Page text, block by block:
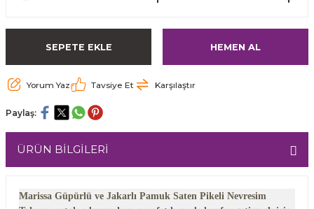
SEPETE EKLE HEMEN AL
Yorum Yaz Tavsiye Et Karşılaştır
Paylaş:
ÜRÜN BİLGİLERİ
Marissa Güpürlü ve Jakarlı Pamuk Saten Pikeli Nevresim